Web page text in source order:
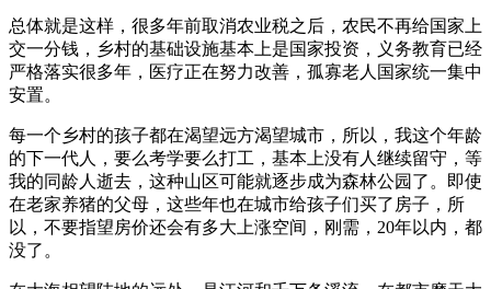
总体就是这样，很多年前取消农业税之后，农民不再给国家上
交一分钱，乡村的基础设施基本上是国家投资，义务教育已经
严格落实很多年，医疗正在努力改善，孤寡老人国家统一集中
安置。
每一个乡村的孩子都在渴望远方渴望城市，所以，我这个年龄
的下一代人，要么考学要么打工，基本上没有人继续留守，等
我的同龄人逝去，这种山区可能就逐步成为森林公园了。即使
在老家养猪的父母，这些年也在城市给孩子们买了房子，所
以，不要指望房价还会有多大上涨空间，刚需，20年以内，都
没了。